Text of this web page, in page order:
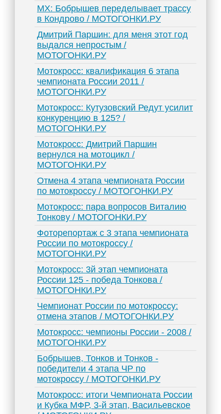
MX: Бобрышев переделывает трассу
в Кондрово / МОТОГОНКИ.РУ
Дмитрий Паршин: для меня этот год
выдался непростым /
МОТОГОНКИ.РУ
Мотокросс: квалификация 6 этапа
чемпионата России 2011 /
МОТОГОНКИ.РУ
Мотокросс: Кутузовский Редут усилит
конкуренцию в 125? /
МОТОГОНКИ.РУ
Мотокросс: Дмитрий Паршин
вернулся на мотоцикл /
МОТОГОНКИ.РУ
Отмена 4 этапа чемпионата России
по мотокроссу / МОТОГОНКИ.РУ
Мотокросс: пара вопросов Виталию
Тонкову / МОТОГОНКИ.РУ
Фоторепортаж с 3 этапа чемпионата
России по мотокроссу /
МОТОГОНКИ.РУ
Мотокросс: 3й этап чемпионата
России 125 - победа Тонкова /
МОТОГОНКИ.РУ
Чемпионат России по мотокроссу:
отмена этапов / МОТОГОНКИ.РУ
Мотокросс: чемпионы России - 2008 /
МОТОГОНКИ.РУ
Бобрышев, Тонков и Тонков -
победители 4 этапа ЧР по
мотокроссу / МОТОГОНКИ.РУ
Мотокросс: итоги Чемпионата России
и Кубка МФР, 3-й этап, Васильевское